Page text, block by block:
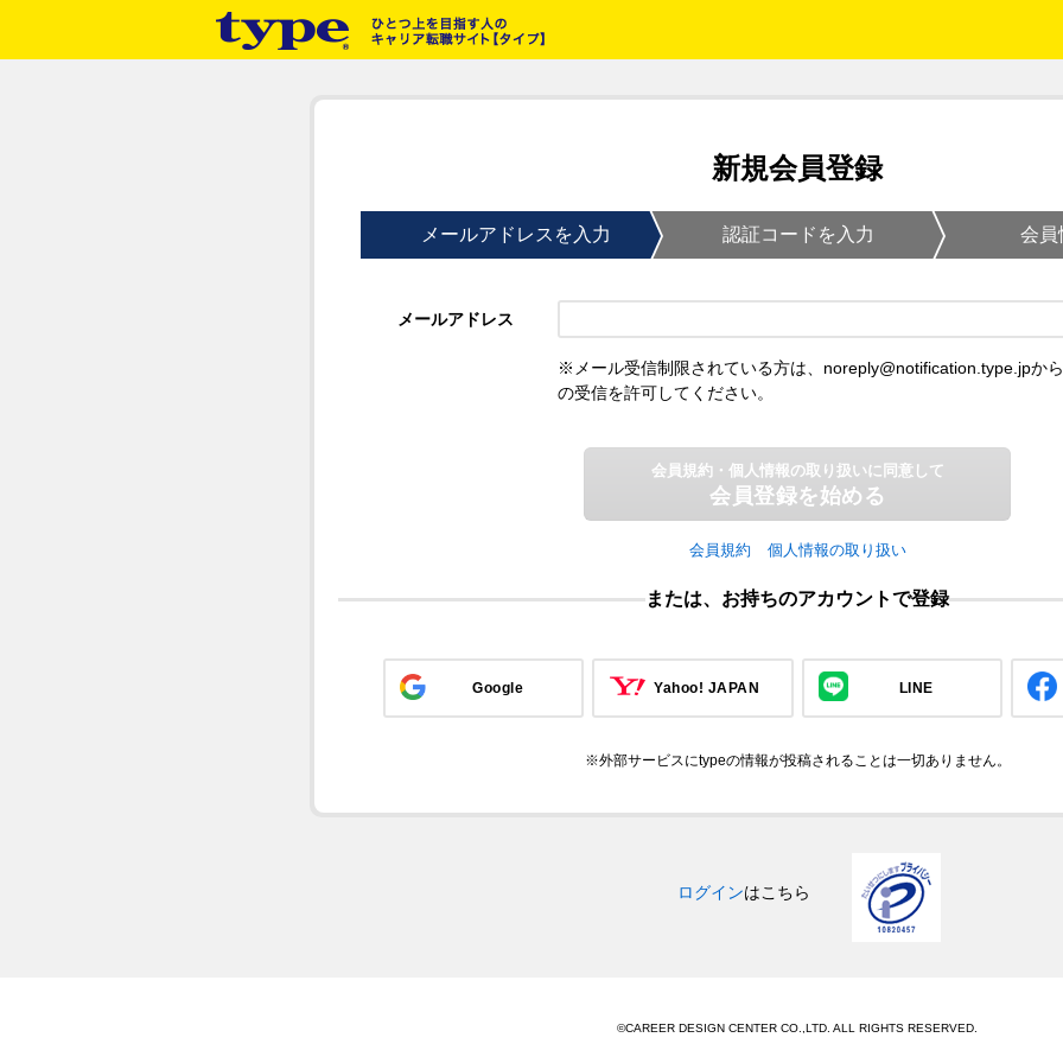
新規会員登録
メールアドレスを入力 認証コードを入力 会員
メールアドレス
※メール受信制限されている方は、noreply@notification.type.jpから
の受信を許可してください。
会員規約・個人情報の取り扱いに同意して
会員登録を始める
会員規約 個人情報の取り扱い
または、お持ちのアカウントで登録
Google Yahoo! JAPAN LINE
※外部サービスにtypeの情報が投稿されることは一切ありません。
ログインはこちら
©CAREER DESIGN CENTER CO.,LTD. ALL RIGHTS RESERVED.